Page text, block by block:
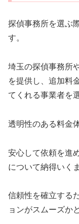
探偵事務所を選ぶ
す。
埼玉の探偵事務所
を提供し、追加料
てくれる事業者を
透明性のある料金
安心して依頼を進
について納得いく
信頼性を確立する
ョンがスムーズか